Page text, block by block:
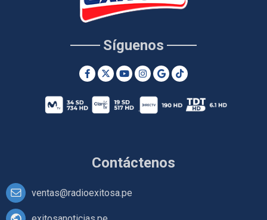
Contáctenos
ventas@radioexitosa.pe
Síguenos